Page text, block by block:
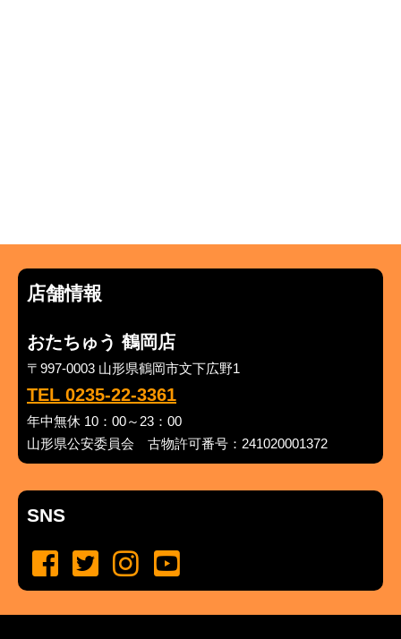
店舗情報
おたちゅう 鶴岡店
〒997-0003 山形県鶴岡市文下広野1
TEL 0235-22-3361
年中無休 10：00～23：00
山形県公安委員会 古物許可番号：241020001372
SNS